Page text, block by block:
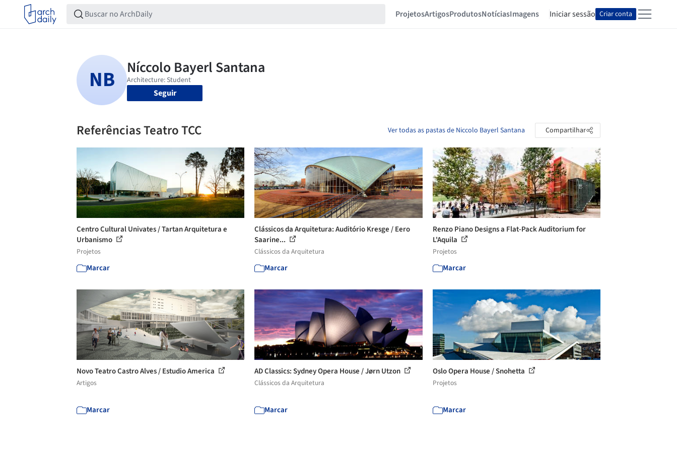
ProjetosArtigosProdutosNotíciasImagens Iniciar sessão Criar conta
Seguir
Referências Teatro TCC Ver todas as pastas de Niccolo Bayerl Santana Compartilhar
Centro Cultural Univates / Tartan Arquitetura e
Urbanismo
Projetos
Marcar
Clássicos da Arquitetura: Auditório Kresge / Eero
Saarine...
Clássicos da Arquitetura
Marcar
Renzo Piano Designs a Flat-Pack Auditorium for
L'Aquila
Projetos
Marcar
Novo Teatro Castro Alves / Estudio America
Artigos
Marcar
AD Classics: Sydney Opera House / Jørn Utzon
Clássicos da Arquitetura
Marcar
Oslo Opera House / Snohetta
Projetos
Marcar